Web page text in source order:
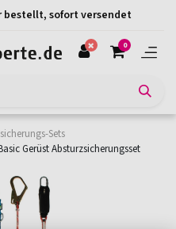
bestellt, sofort versendet
0
Sets
Gerüst Absturzsicherungsset